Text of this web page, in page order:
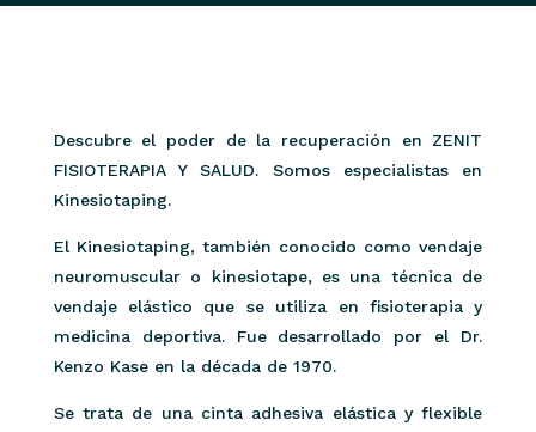
Descubre el poder de la recuperación en ZENIT
FISIOTERAPIA Y SALUD. Somos especialistas en
Kinesiotaping.
El Kinesiotaping, también conocido como vendaje
neuromuscular o kinesiotape, es una técnica de
vendaje elástico que se utiliza en fisioterapia y
medicina deportiva. Fue desarrollado por el Dr.
Kenzo Kase en la década de 1970.
Se trata de una cinta adhesiva elástica y flexible